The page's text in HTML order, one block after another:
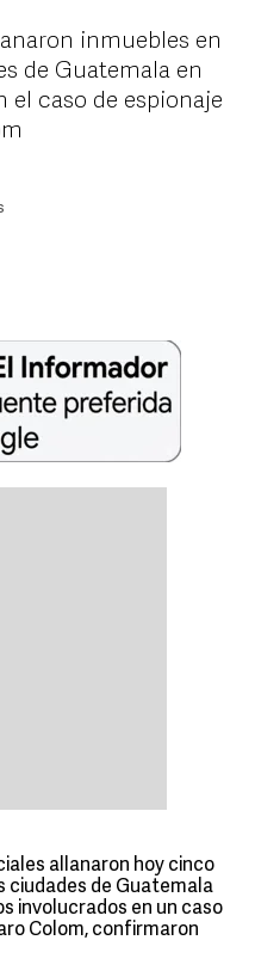
inmuebles en
de Guatemala en
el caso de espionaje
allanaron hoy cinco
ciudades de Guatemala
involucrados en un caso
Colom, confirmaron